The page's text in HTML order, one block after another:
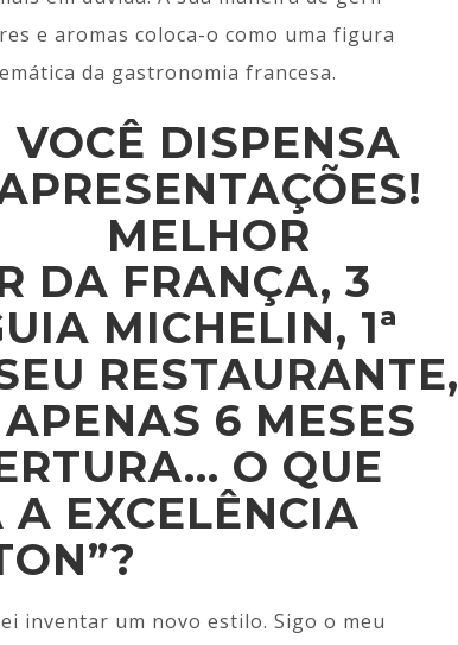
e aromas coloca-o como uma figura
da gastronomia francesa.
VOCÊ DISPENSA
MELHOR
DA FRANÇA, 3
MICHELIN, 1ª
RESTAURANTE,
6 MESES
O QUE
EXCELÊNCIA
inventar um novo estilo. Sigo o meu